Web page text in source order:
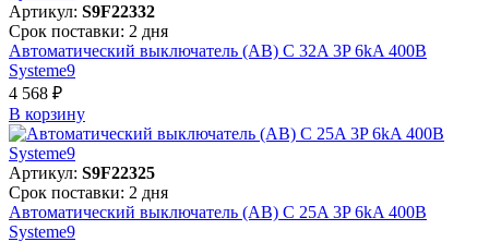
Артикул: S9F22332
Срок поставки: 2 дня
Автоматический выключатель (АВ) C 32A 3P 6kA 400В
Systeme9
4 568 ₽
В корзинy
Артикул: S9F22325
Срок поставки: 2 дня
Автоматический выключатель (АВ) C 25A 3P 6kA 400В
Systeme9